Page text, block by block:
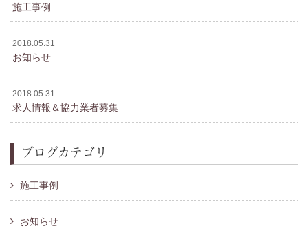
施工事例
2018.05.31
お知らせ
2018.05.31
求人情報＆協力業者募集
ブログカテゴリ
施工事例
お知らせ